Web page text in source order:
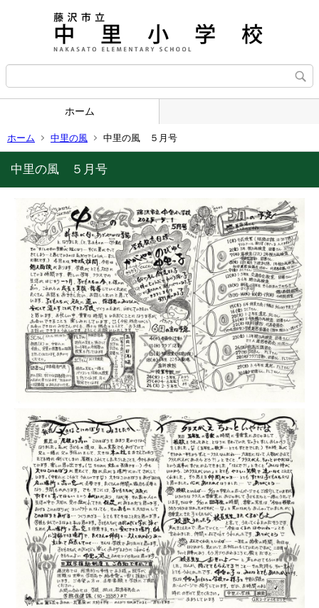
ホーム
ホーム 中里の風 中里の風 ５月号
中里の風 ５月号